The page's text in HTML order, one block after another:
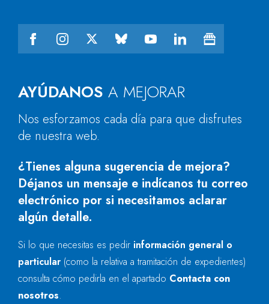
AYÚDANOS A MEJORAR
Nos esforzamos cada día para que disfrutes
de nuestra web.
¿Tienes alguna sugerencia de mejora?
Déjanos un mensaje e indícanos tu correo
electrónico por si necesitamos aclarar
algún detalle.
Si lo que necesitas es pedir información general o
particular (como la relativa a tramitación de expedientes)
consulta cómo pedirla en el apartado Contacta con
nosotros.